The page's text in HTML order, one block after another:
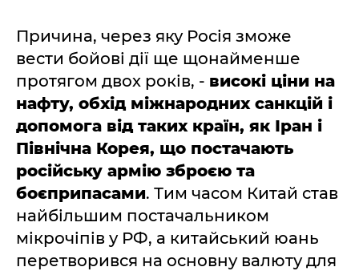
Причина, через яку Росія зможе
вести бойові дії ще щонайменше
протягом двох років, - високі ціни на
нафту, обхід міжнародних санкцій і
допомога від таких країн, як Іран і
Північна Корея, що постачають
російську армію зброєю та
боєприпасами. Тим часом Китай став
найбільшим постачальником
мікрочіпів у РФ, а китайський юань
перетворився на основну валюту для